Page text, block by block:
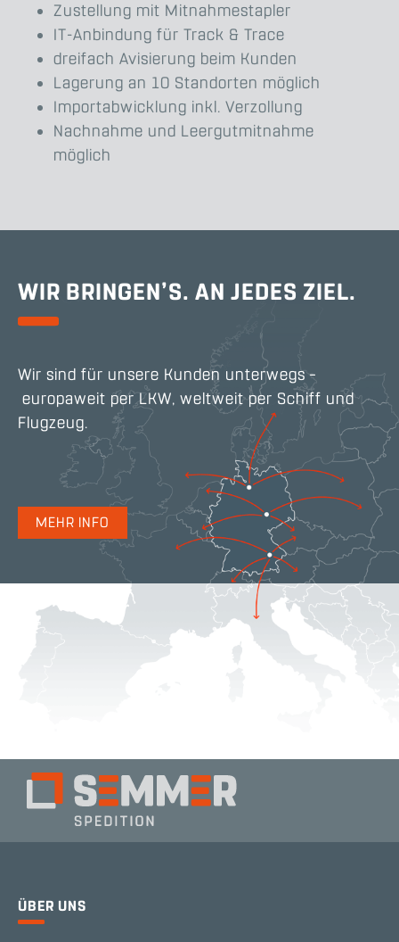
Zustellung mit Mitnahmestapler
IT-Anbindung für Track & Trace
dreifach Avisierung beim Kunden
Lagerung an 10 Standorten möglich
Importabwicklung inkl. Verzollung
Nachnahme und Leergutmitnahme
möglich
WIR BRINGEN’S. AN JEDES ZIEL.
Wir sind für unsere Kunden unterwegs –
europaweit per LKW, weltweit per Schiff und
Flugzeug.
MEHR INFO
ÜBER UNS